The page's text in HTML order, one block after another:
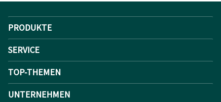
PRODUKTE
SERVICE
TOP-THEMEN
UNTERNEHMEN